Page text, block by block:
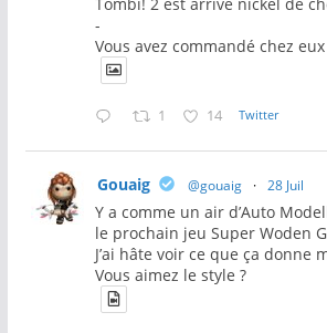
-
Vous avez commandé chez eux
1 14 Twitter
Gouaig @gouaig · 28 Juil
Y a comme un air d’Auto
le prochain jeu Super Woden
J’ai hâte voir ce que ça donne
Vous aimez le style ?